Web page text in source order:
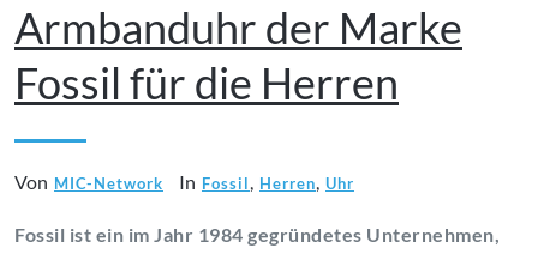
Armbanduhr der Marke
Fossil für die Herren
Von MIC-Network In Fossil, Herren, Uhr
Fossil ist ein im Jahr 1984 gegründetes Unternehmen,